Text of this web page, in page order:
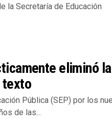
la Secretaría de Educación
eliminó
texto
Pública (SEP) por los
de las...